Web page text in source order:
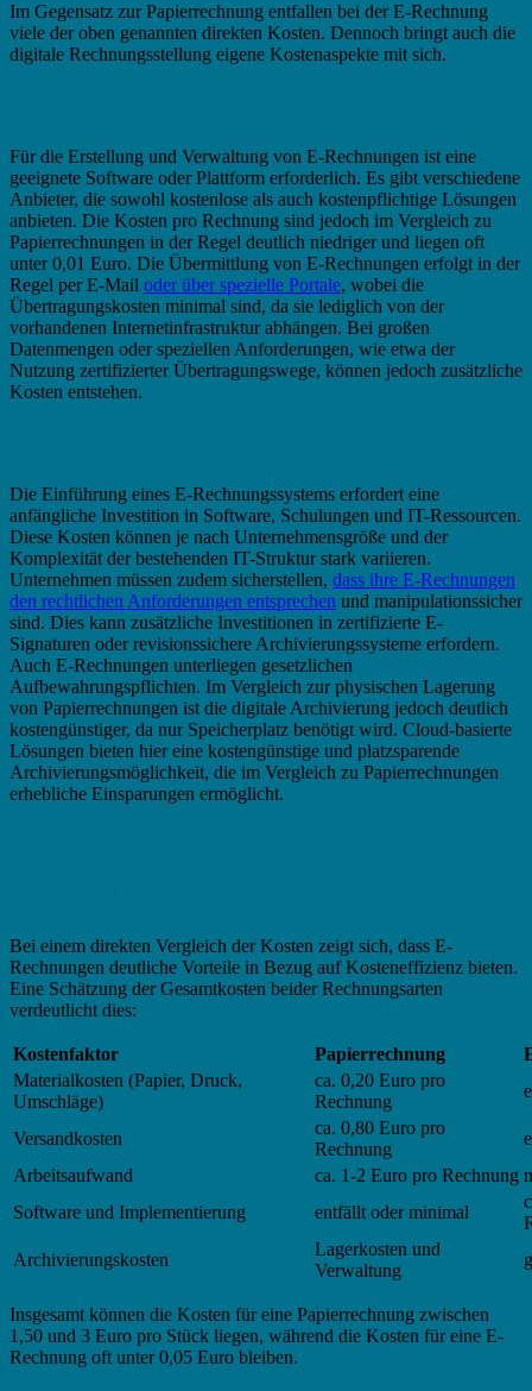
Im Gegensatz zur Papierrechnung entfallen bei der E-Rechnung
viele der oben genannten direkten Kosten. Dennoch bringt auch die
digitale Rechnungsstellung eigene Kostenaspekte mit sich.
Für die Erstellung und Verwaltung von E-Rechnungen ist eine
geeignete Software oder Plattform erforderlich. Es gibt verschiedene
Anbieter, die sowohl kostenlose als auch kostenpflichtige Lösungen
anbieten. Die Kosten pro Rechnung sind jedoch im Vergleich zu
Papierrechnungen in der Regel deutlich niedriger und liegen oft
unter 0,01 Euro. Die Übermittlung von E-Rechnungen erfolgt in der
Regel per E-Mail oder über spezielle Portale, wobei die
Übertragungskosten minimal sind, da sie lediglich von der
vorhandenen Internetinfrastruktur abhängen. Bei großen
Datenmengen oder speziellen Anforderungen, wie etwa der
Nutzung zertifizierter Übertragungswege, können jedoch zusätzliche
Kosten entstehen.
Die Einführung eines E-Rechnungssystems erfordert eine
anfängliche Investition in Software, Schulungen und IT-Ressourcen.
Diese Kosten können je nach Unternehmensgröße und der
Komplexität der bestehenden IT-Struktur stark variieren.
Unternehmen müssen zudem sicherstellen, dass ihre E-Rechnungen
den rechtlichen Anforderungen entsprechen und manipulationssicher
sind. Dies kann zusätzliche Investitionen in zertifizierte E-
Signaturen oder revisionssichere Archivierungssysteme erfordern.
Auch E-Rechnungen unterliegen gesetzlichen
Aufbewahrungspflichten. Im Vergleich zur physischen Lagerung
von Papierrechnungen ist die digitale Archivierung jedoch deutlich
kostengünstiger, da nur Speicherplatz benötigt wird. Cloud-basierte
Lösungen bieten hier eine kostengünstige und platzsparende
Archivierungsmöglichkeit, die im Vergleich zu Papierrechnungen
erhebliche Einsparungen ermöglicht.
Bei einem direkten Vergleich der Kosten zeigt sich, dass E-
Rechnungen deutliche Vorteile in Bezug auf Kosteneffizienz bieten.
Eine Schätzung der Gesamtkosten beider Rechnungsarten
verdeutlicht dies:
Kostenfaktor Papierrechnung
Materialkosten (Papier, Druck,
Umschläge)
ca. 0,20 Euro pro
Rechnung
Versandkosten
ca. 0,80 Euro pro
Rechnung
Arbeitsaufwand
ca. 1-2 Euro pro Rechnung
Software und Implementierung
entfällt oder minimal
Archivierungskosten
Lagerkosten und
Verwaltung
Insgesamt können die Kosten für eine Papierrechnung zwischen
1,50 und 3 Euro pro Stück liegen, während die Kosten für eine E-
Rechnung oft unter 0,05 Euro bleiben.